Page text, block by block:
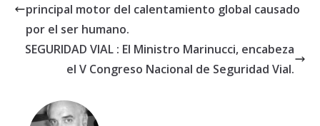
principal motor del calentamiento global causado
por el ser humano.
SEGURIDAD VIAL : El Ministro Marinucci, encabeza
el V Congreso Nacional de Seguridad Vial.